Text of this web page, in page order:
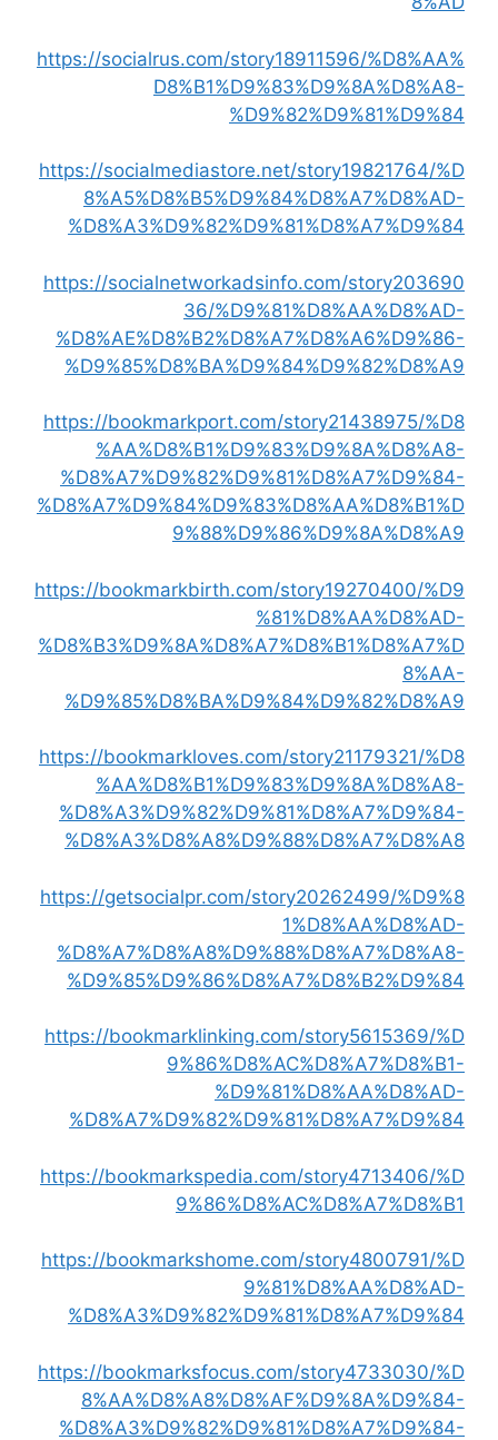
https://socialrus.com/story18911596/%D8%AA%
D8%B1%D9%83%D9%8A%D8%A8-
%D9%82%D9%81%D9%84
https://socialmediastore.net/story19821764/%D
8%A5%D8%B5%D9%84%D8%A7%D8%AD-
%D8%A3%D9%82%D9%81%D8%A7%D9%84
https://socialnetworkadsinfo.com/story203690
36/%D9%81%D8%AA%D8%AD-
%D8%AE%D8%B2%D8%A7%D8%A6%D9%86-
%D9%85%D8%BA%D9%84%D9%82%D8%A9
https://bookmarkport.com/story21438975/%D8
%AA%D8%B1%D9%83%D9%8A%D8%A8-
%D8%A7%D9%82%D9%81%D8%A7%D9%84-
%D8%A7%D9%84%D9%83%D8%AA%D8%B1%D
9%88%D9%86%D9%8A%D8%A9
https://bookmarkbirth.com/story19270400/%D9
%81%D8%AA%D8%AD-
%D8%B3%D9%8A%D8%A7%D8%B1%D8%A7%D
8%AA-
%D9%85%D8%BA%D9%84%D9%82%D8%A9
https://bookmarkloves.com/story21179321/%D8
%AA%D8%B1%D9%83%D9%8A%D8%A8-
%D8%A3%D9%82%D9%81%D8%A7%D9%84-
%D8%A3%D8%A8%D9%88%D8%A7%D8%A8
https://getsocialpr.com/story20262499/%D9%8
1%D8%AA%D8%AD-
%D8%A7%D8%A8%D9%88%D8%A7%D8%A8-
%D9%85%D9%86%D8%A7%D8%B2%D9%84
https://bookmarklinking.com/story5615369/%D
9%86%D8%AC%D8%A7%D8%B1-
%D9%81%D8%AA%D8%AD-
%D8%A7%D9%82%D9%81%D8%A7%D9%84
https://bookmarkspedia.com/story4713406/%D
9%86%D8%AC%D8%A7%D8%B1
https://bookmarkshome.com/story4800791/%D
9%81%D8%AA%D8%AD-
%D8%A3%D9%82%D9%81%D8%A7%D9%84
https://bookmarksfocus.com/story4733030/%D
8%AA%D8%A8%D8%AF%D9%8A%D9%84-
%D8%A3%D9%82%D9%81%D8%A7%D9%84-